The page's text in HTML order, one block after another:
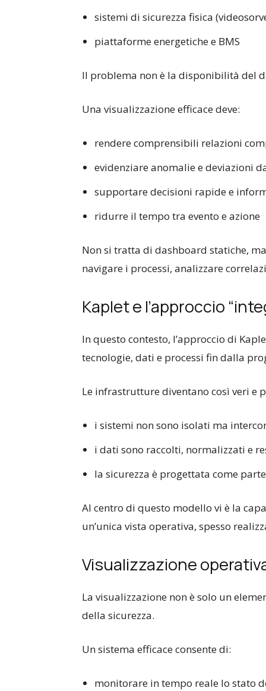
sistemi di sicurezza fisica
piattaforme energetiche e BMS
Il problema non è la disponibilità del
Una visualizzazione efficace deve:
rendere comprensibili relazioni
evidenziare anomalie e deviazioni
supportare decisioni rapide e
ridurre il tempo tra evento e azione
Non si tratta di dashboard statiche,
navigare i processi, analizzare
Kaplet e l’approccio
In questo contesto, l’approccio di
tecnologie, dati e processi fin dalla
Le infrastrutture diventano così veri e
i sistemi non sono isolati ma
i dati sono raccolti, normalizzati e
la sicurezza è progettata come
Al centro di questo modello vi è la
un’unica vista operativa, spesso
Visualizzazione
La visualizzazione non è solo un
della sicurezza.
Un sistema efficace consente di:
monitorare in tempo reale lo stato